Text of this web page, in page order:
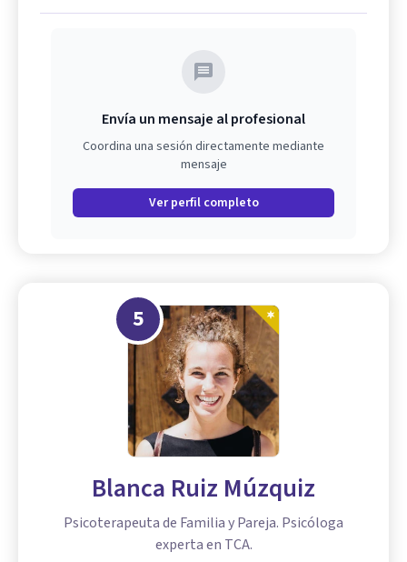
Envía un mensaje al profesional
Coordina una sesión directamente mediante
mensaje
Ver perfil completo
5
Blanca Ruiz Múzquiz
Psicoterapeuta de Familia y Pareja. Psicóloga
experta en TCA.